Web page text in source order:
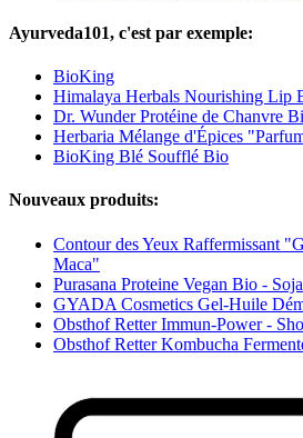
Ayurveda101, c'est par exemple:
BioKing
Himalaya Herbals Nourishing Lip
Dr. Wunder Protéine de Chanvre
Herbaria Mélange d'Épices
BioKing Blé Soufflé Bio
Nouveaux produits:
Contour des Yeux Raffermissant
Maca"
Purasana Proteine Vegan Bio - Soja
GYADA Cosmetics Gel-Huile
Obsthof Retter Immun-Power -
Obsthof Retter Kombucha